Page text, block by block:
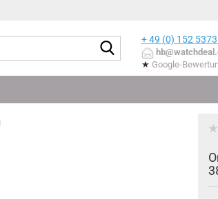
Suche...+ 49 (0) 152
★ Google-